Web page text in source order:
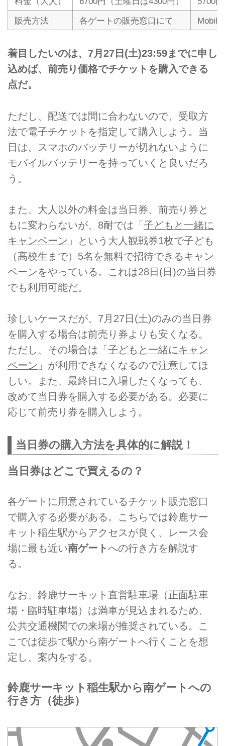
販売方法
各ゲートの販売窓口にて
着目したいのは、7月27日(土)23:59までに申し
込めば、前売り価格でチケットを購入できる
点だ。
ただし、配送では間に合わないので、受取方
法で電子チケットを指定して購入しよう。当
日は、スマホのバッテリーが切れないように
モバイルバッテリーを持っていくと良いだろ
う。
また、大人以外の料金は当日券、前売り券と
もに変わらないが、8耐では「 子どもと一緒に
キャンペーン 」という大人観戦券1枚で子ども
（高校生まで）5名を無料で招待できるキャン
ペーンをやっている。これは28日(日)の当日券
でも利用可能だ。
珍しいケースだが、7月27日(土)のみの当日券
を購入する場合は前売り券よりも安くなる。
ただし、その場合は「 子どもと一緒にキャン
ペーン 」が利用できなくなるので注意してほ
しい。また、最終日に入場したくなっても、
改めて当日券を購入する必要がある。必要に
応じて前売り券を購入しよう。
当日券の購入方法を具体的に解説！
当日券はどこで買えるの？
各ゲートに用意されているチケット販売窓口
で購入する必要がある。こちらでは鈴鹿サー
キット稲生駅からアクセスが良く、レース会
場に最も近い南ゲートへの行き方を解説す
る。
なお、鈴鹿サーキット直営駐車場（正面駐車
場・臨時駐車場）は満車が見込まれるため、
公共交通機関での来場が推奨されている。こ
こでは徒歩で駅から南ゲートへ行くことを想
定し、案内をする。
鈴鹿サーキット稲生駅から南ゲートへの
行き方（徒歩）